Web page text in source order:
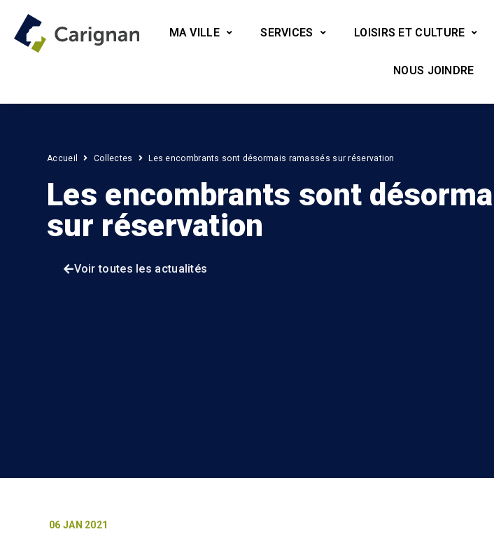
MA VILLE SERVICES LOISIRS ET CULTURE
NOUS JOINDRE
Accueil Collectes Les encombrants sont désormais ramassés sur réservation
Les encombrants sont
sur réservation
Voir toutes les actualités
06 JAN 2021